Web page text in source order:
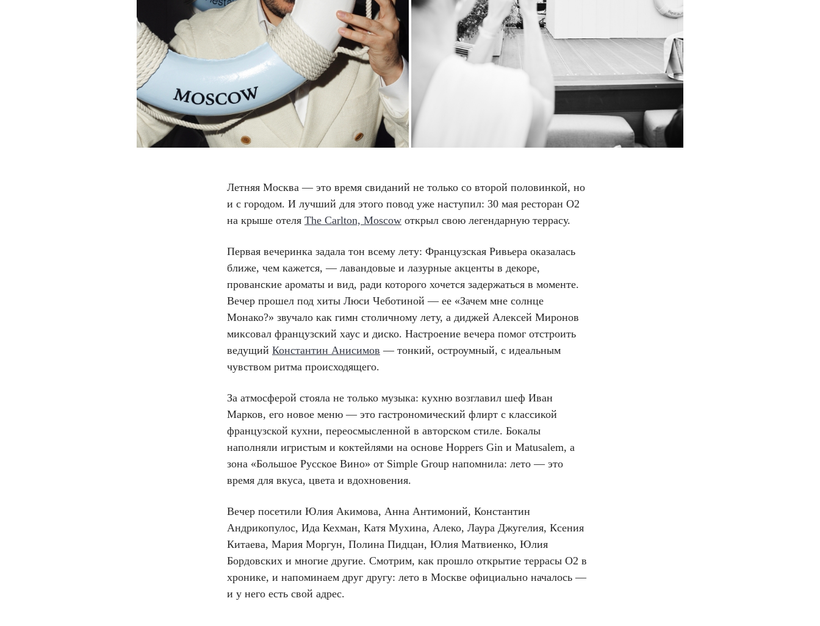
Летняя Москва — это время свиданий не только со второй половинкой, но
и с городом. И лучший для этого повод уже наступил: 30 мая ресторан O2
на крыше отеля The Carlton, Moscow открыл свою легендарную террасу.
Первая вечеринка задала тон всему лету: Французская Ривьера оказалась
ближе, чем кажется, — лавандовые и лазурные акценты в декоре,
прованские ароматы и вид, ради которого хочется задержаться в моменте.
Вечер прошел под хиты Люси Чеботиной — ее «Зачем мне солнце
Монако?» звучало как гимн столичному лету, а диджей Алексей Миронов
миксовал французский хаус и диско. Настроение вечера помог отстроить
ведущий Константин Анисимов — тонкий, остроумный, с идеальным
чувством ритма происходящего.
За атмосферой стояла не только музыка: кухню возглавил шеф Иван
Марков, его новое меню — это гастрономический флирт с классикой
французской кухни, переосмысленной в авторском стиле. Бокалы
наполняли игристым и коктейлями на основе Hoppers Gin и Matusalem, а
зона «Большое Русское Вино» от Simple Group напомнила: лето — это
время для вкуса, цвета и вдохновения.
Вечер посетили Юлия Акимова, Анна Антимоний, Константин
Андрикопулос, Ида Кехман, Катя Мухина, Алеко, Лаура Джугелия, Ксения
Китаева, Мария Моргун, Полина Пидцан, Юлия Матвиенко, Юлия
Бордовских и многие другие. Смотрим, как прошло открытие террасы O2 в
хронике, и напоминаем друг другу: лето в Москве официально началось —
и у него есть свой адрес.